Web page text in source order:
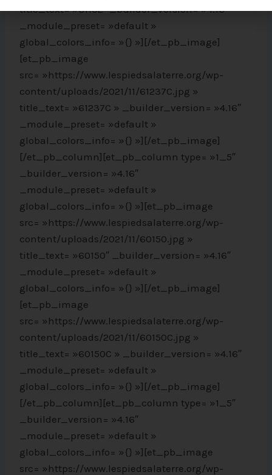
title_text= »61102″ _builder_version= »4.16″
_module_preset= »default »
global_colors_info= »{} »][/et_pb_image]
[et_pb_image
src= »https://www.lespiedsalaterre.org/wp-
content/uploads/2021/11/61237C.jpg »
title_text= »61237C » _builder_version= »4.16″
_module_preset= »default »
global_colors_info= »{} »][/et_pb_image]
[/et_pb_column][et_pb_column type= »1_5″
_builder_version= »4.16″
_module_preset= »default »
global_colors_info= »{} »][et_pb_image
src= »https://www.lespiedsalaterre.org/wp-
content/uploads/2021/11/60150.jpg »
title_text= »60150″ _builder_version= »4.16″
_module_preset= »default »
global_colors_info= »{} »][/et_pb_image]
[et_pb_image
src= »https://www.lespiedsalaterre.org/wp-
content/uploads/2021/11/60150C.jpg »
title_text= »60150C » _builder_version= »4.16″
_module_preset= »default »
global_colors_info= »{} »][/et_pb_image]
[/et_pb_column][et_pb_column type= »1_5″
_builder_version= »4.16″
_module_preset= »default »
global_colors_info= »{} »][et_pb_image
src= »https://www.lespiedsalaterre.org/wp-